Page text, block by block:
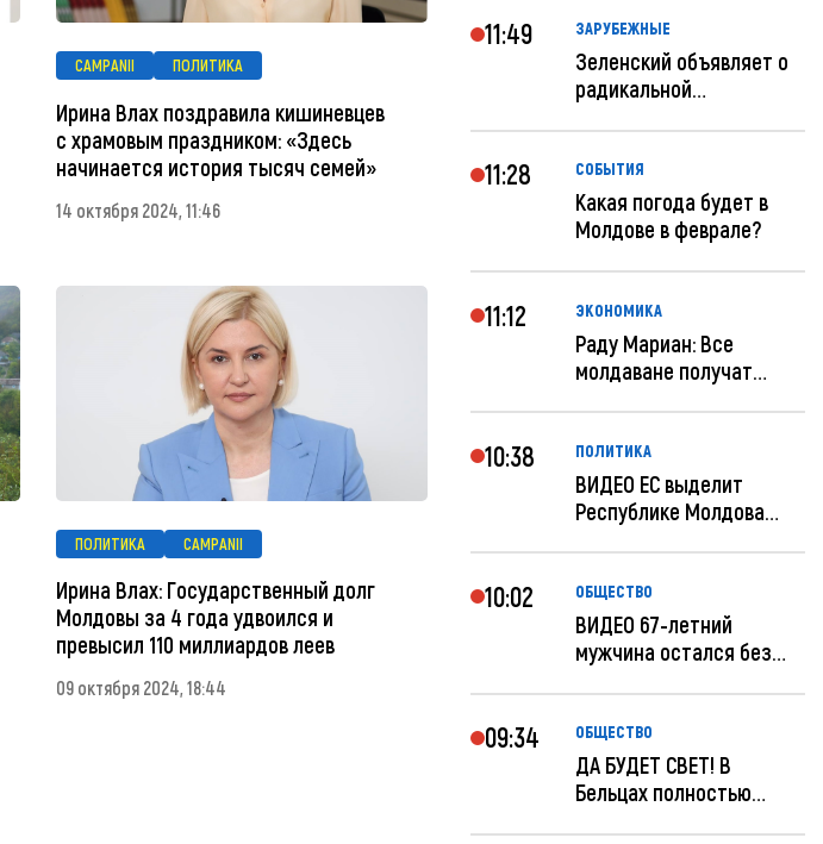
CAMPANII ПОЛИТИКА
Ирина Влах поздравила кишиневцев
с храмовым праздником: «Здесь
начинается история тысяч семей»
14 октября 2024, 11:46
ПОЛИТИКА CAMPANII
Ирина Влах: Государственный долг
Молдовы за 4 года удвоился и
превысил 110 миллиардов леев
09 октября 2024, 18:44
11:49 ЗАРУБЕЖНЫЕ
Зеленский объявляет о
радикальной
11:28 СОБЫТИЯ
Какая погода будет в
Молдове в феврале?
11:12 ЭКОНОМИКА
Раду Мариан: Все
молдаване получат
10:38 ПОЛИТИКА
ВИДЕО ЕС выделит
Республике Молдова
10:02 ОБЩЕСТВО
ВИДЕО 67-летний
мужчина остался без
09:34 ОБЩЕСТВО
ДА БУДЕТ СВЕТ! В
Бельцах полностью